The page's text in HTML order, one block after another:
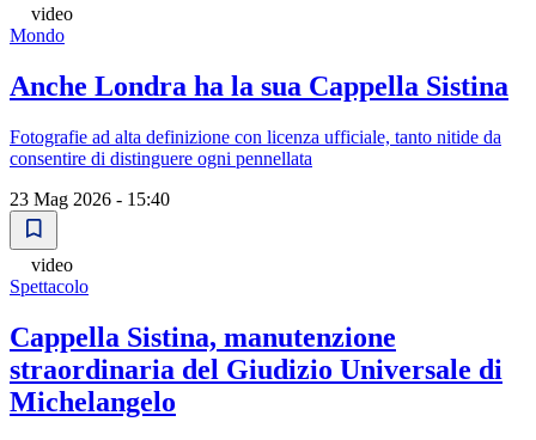
video
Mondo
Anche Londra ha la sua Cappella Sistina
Fotografie ad alta definizione con licenza ufficiale, tanto nitide da
consentire di distinguere ogni pennellata
23 Mag 2026 - 15:40
video
Spettacolo
Cappella Sistina, manutenzione
straordinaria del Giudizio Universale di
Michelangelo